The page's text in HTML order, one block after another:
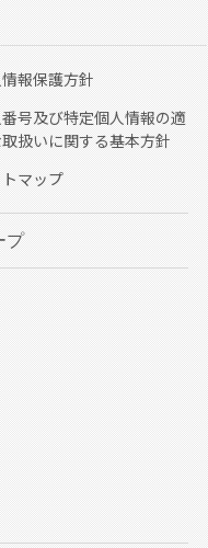
報保護方針
号及び特定個人情報の適
扱いに関する基本方針
マップ
プ